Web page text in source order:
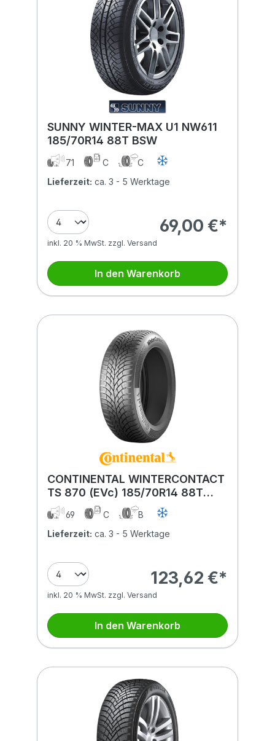
SUNNY WINTER-MAX U1 NW611
185/70R14 88T BSW
71 C
C
Lieferzeit: ca. 3 - 5 Werktage
69,00 €*
inkl. 20 % MwSt. zzgl. Versand
In den Warenkorb
CONTINENTAL WINTERCONTACT
TS 870 (EVc) 185/70R14 88T
(EVc) BSW
69 C
B
Lieferzeit: ca. 3 - 5 Werktage
123,62 €*
inkl. 20 % MwSt. zzgl. Versand
In den Warenkorb